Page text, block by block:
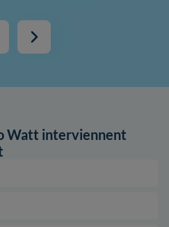
Watt interviennent